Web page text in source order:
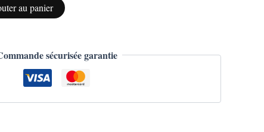
au panier
sécurisée garantie